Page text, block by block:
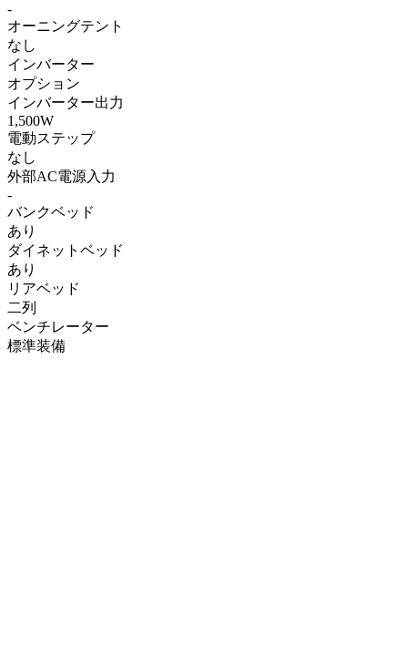
-
オーニングテント
なし
インバーター
オプション
インバーター出力
1,500W
電動ステップ
なし
外部AC電源入力
-
バンクベッド
あり
ダイネットベッド
あり
リアベッド
二列
ベンチレーター
標準装備